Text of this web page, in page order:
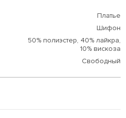
Платье
Шифон
50% полиэстер, 40% лайкра,
10% вискоза
Свободный